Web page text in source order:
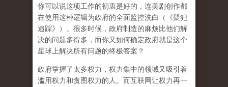
你可以说这项工作的初衷是好的，连美剧创作都
在使用这种逻辑为政府的全面监控洗白（《疑犯
追踪》）。 很多时候，政府制造的麻烦比他们解
决的问题多得多，而你又如何确定政府就是这个
星球上解决所有问题的终极答案？
政府掌握了太多权力，权力集中的领域又吸引着
滥用权力和贪图权力的人。而互联网让权力再一